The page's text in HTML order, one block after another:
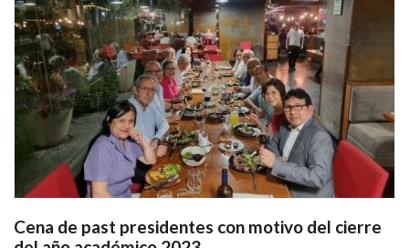
Cena de past presidentes con motivo del cierre